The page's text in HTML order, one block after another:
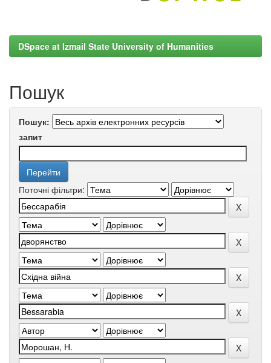
DSpace at Izmail State University of Humanities
Пошук
Пошук:
запит
Поточні фільтри: